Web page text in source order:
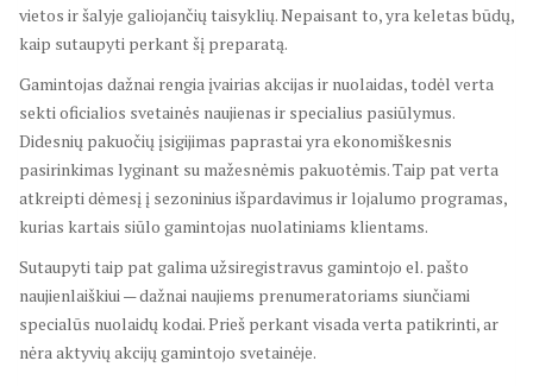
vietos ir šalyje galiojančių taisyklių. Nepaisant to, yra keletas būdų,
kaip sutaupyti perkant šį preparatą.
Gamintojas dažnai rengia įvairias akcijas ir nuolaidas, todėl verta
sekti oficialios svetainės naujienas ir specialius pasiūlymus.
Didesnių pakuočių įsigijimas paprastai yra ekonomiškesnis
pasirinkimas lyginant su mažesnėmis pakuotėmis. Taip pat verta
atkreipti dėmesį į sezoninius išpardavimus ir lojalumo programas,
kurias kartais siūlo gamintojas nuolatiniams klientams.
Sutaupyti taip pat galima užsiregistravus gamintojo el. pašto
naujienlaiškiui — dažnai naujiems prenumeratoriams siunčiami
specialūs nuolaidų kodai. Prieš perkant visada verta patikrinti, ar
nėra aktyvių akcijų gamintojo svetainėje.